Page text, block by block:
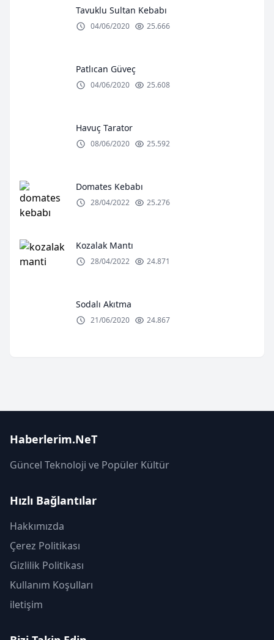
Tavuklu Sultan Kebabı
04/06/2020 25.666
Patlıcan Güveç
04/06/2020 25.608
Havuç Tarator
08/06/2020 25.592
Domates Kebabı
28/04/2022 25.276
Kozalak Mantı
28/04/2022 24.871
Sodalı Akıtma
21/06/2020 24.867
Haberlerim.NeT
Güncel Teknoloji ve Popüler Kültür
Hızlı Bağlantılar
Hakkımızda
Çerez Politikası
Gizlilik Politikası
Kullanım Koşulları
iletişim